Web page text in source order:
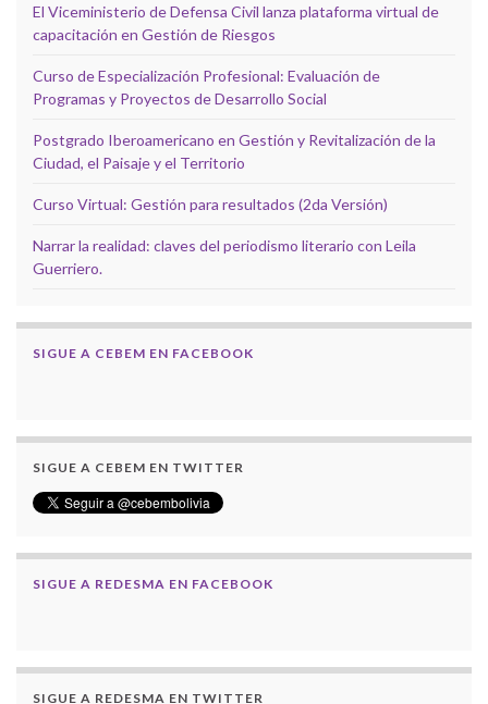
El Viceministerio de Defensa Civil lanza plataforma virtual de
capacitación en Gestión de Riesgos
Curso de Especialización Profesional: Evaluación de
Programas y Proyectos de Desarrollo Social
Postgrado Iberoamericano en Gestión y Revitalización de la
Ciudad, el Paisaje y el Territorio
Curso Virtual: Gestión para resultados (2da Versión)
Narrar la realidad: claves del periodismo literario con Leila
Guerriero.
SIGUE A CEBEM EN FACEBOOK
SIGUE A CEBEM EN TWITTER
SIGUE A REDESMA EN FACEBOOK
SIGUE A REDESMA EN TWITTER